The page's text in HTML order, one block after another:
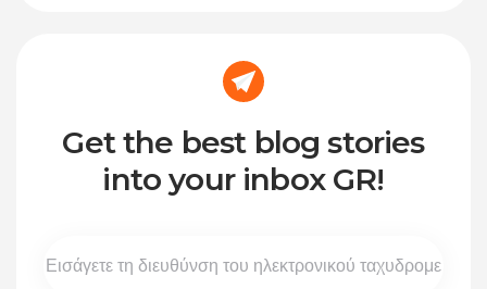
Get the best blog stories
into your inbox GR!